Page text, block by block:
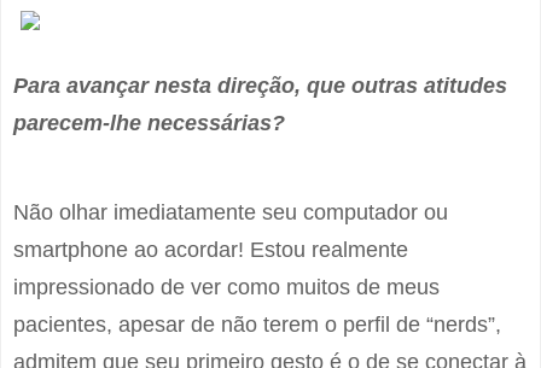
Para avançar nesta direção, que outras atitudes
parecem-lhe necessárias?
Não olhar imediatamente seu computador ou
smartphone ao acordar! Estou realmente
impressionado de ver como muitos de meus
pacientes, apesar de não terem o perfil de “nerds”,
admitem que seu primeiro gesto é o de se conectar à